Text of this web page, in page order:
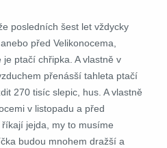
posledních šest let vždycky
před Velikonocema,
ptačí chřipka. A vlastně v
přenásší tahleta ptačí
270 tisíc slepic, hus. A vlastně
v listopadu a před
jejda, my to musíme
budou mnohem dražší a